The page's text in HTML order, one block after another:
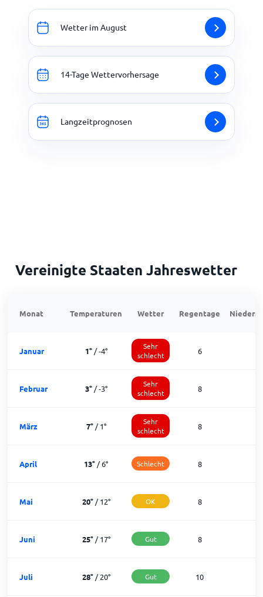
Wetter im August
14-Tage Wettervorhersage
Langzeitprognosen
Vereinigte Staaten Jahreswetter
Monat Temperaturen Wetter Regentage
Januar 1°/-4°
Sehr
schlecht
6
Februar 3°/-3°
Sehr
schlecht
8
März 7°/1°
Sehr
schlecht
8
April 13° /6° Schlecht 8
Mai 20°/12° OK 8
Juni 25°/17° Gut 8
Juli 28°/20° Gut 10